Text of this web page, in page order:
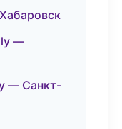
—
— Санкт-